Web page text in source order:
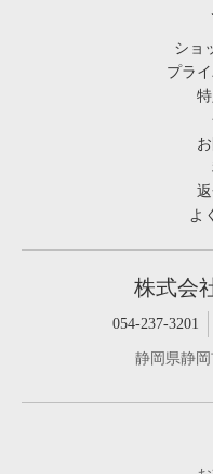
ショ
プラ
よ
株式会
054-237-3201
静岡県静